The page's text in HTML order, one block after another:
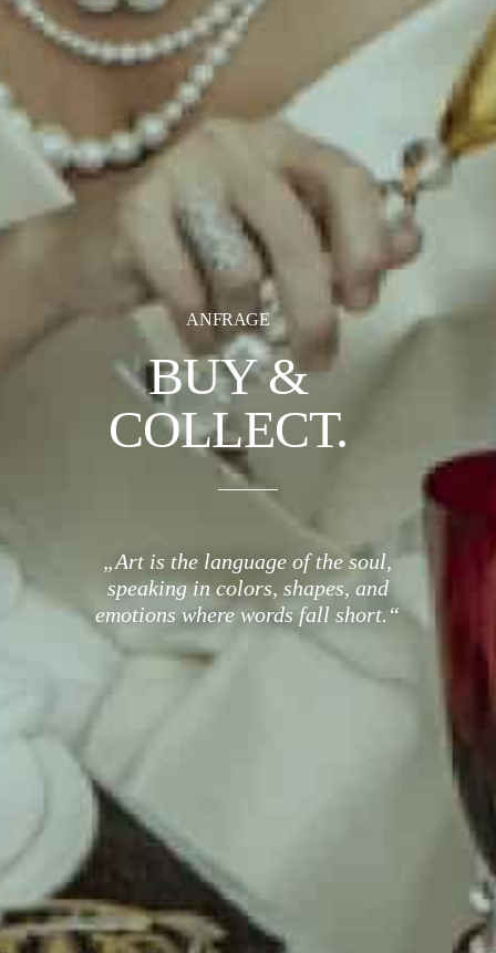
ANFRAGE
BUY &
COLLECT.
„Art is the language of the soul,
speaking in colors, shapes, and
emotions where words fall short.“